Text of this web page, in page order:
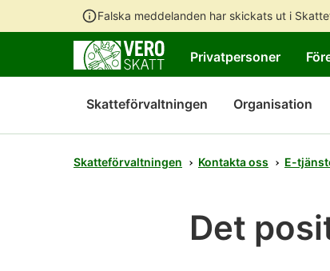
Falska meddelanden har skickats ut i
Privatpersoner
Skatteförvaltningen Organisation
Skatteförvaltningen Kontakta oss E-
Det